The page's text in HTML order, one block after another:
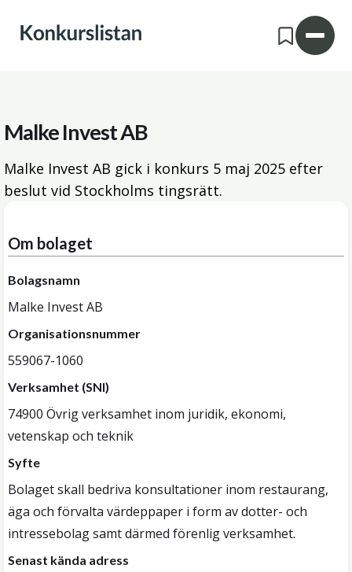
Malke Invest AB
Malke Invest AB gick i konkurs 5 maj 2025 efter
beslut vid Stockholms tingsrätt.
Om bolaget
Bolagsnamn
Malke Invest AB
Organisationsnummer
559067-1060
Verksamhet (SNI)
74900 Övrig verksamhet inom juridik, ekonomi,
vetenskap och teknik
Syfte
Bolaget skall bedriva konsultationer inom restaurang,
äga och förvalta värdeppaper i form av dotter- och
intressebolag samt därmed förenlig verksamhet.
Senast kända adress